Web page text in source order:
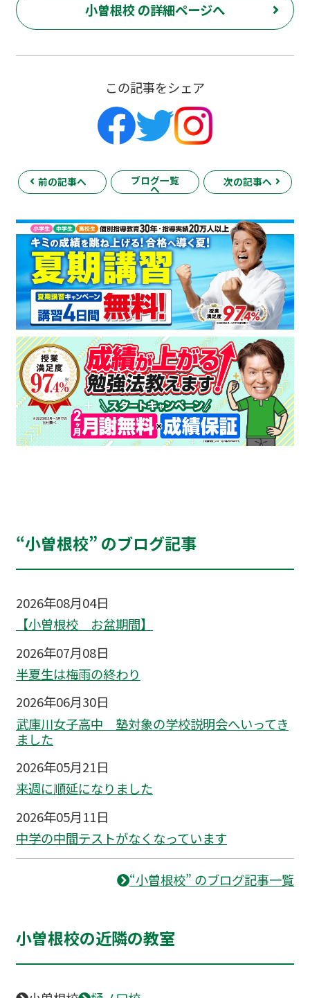
小曽根校 の詳細ページへ
この記事をシェア
前の記事へ ブログ一覧
へ
次の記事へ
“小曽根校” のブログ記事
2026年08月04日
【小曽根校 お盆期間】
2026年07月08日
半夏生は梅雨の終わり
2026年06月30日
武庫川女子高中 塾対象の学校説明会へいってき
ました
2026年05月21日
来週に順延になりました
2026年05月11日
中学の中間テストがなくなっています
“小曽根校” のブログ記事一覧
小曽根校の近隣の教室